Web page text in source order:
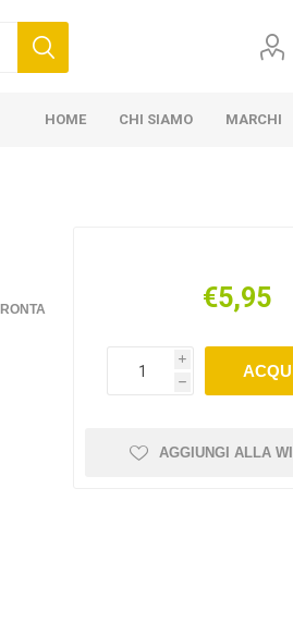
HOME CHI SIAMO MARCHI
€5,95
i
h
AGGIUNGI ALLA